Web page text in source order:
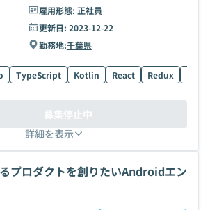
雇用形態: 正社員
更新日: 2023-12-22
勤務地:千葉県
TypeScript Kotlin React Redux
詳細を表示
募集停止中
プロダクトを創りたいAndroidエン